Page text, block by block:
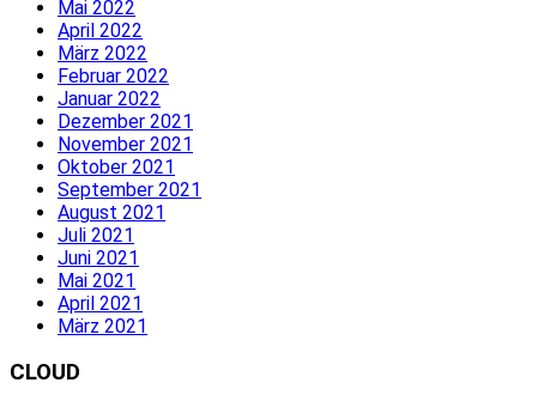
Mai 2022
April 2022
März 2022
Februar 2022
Januar 2022
Dezember 2021
November 2021
Oktober 2021
September 2021
August 2021
Juli 2021
Juni 2021
Mai 2021
April 2021
März 2021
CLOUD